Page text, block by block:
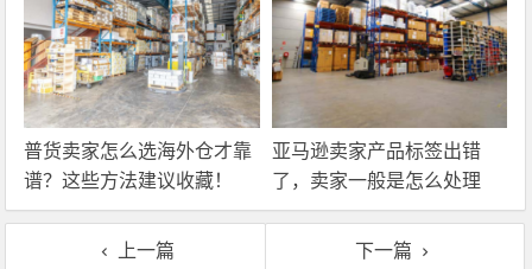
普货卖家怎么选海外仓才靠
谱？这些方法建议收藏！
亚马逊卖家产品标签出错
了，卖家一般是怎么处理
的？
上一篇
下一篇